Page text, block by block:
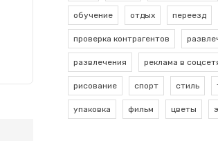
обучение отдых переезд
проверка контрагентов
развлечения реклама в
рисование спорт стиль
упаковка фильм цветы